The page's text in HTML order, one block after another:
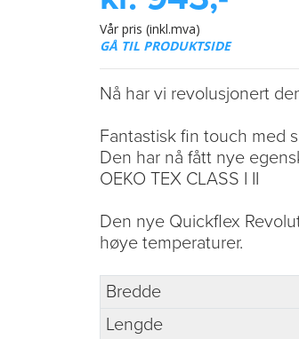
Vår pris (inkl.mva)
GÅ TIL PRODUKTSIDE
Nå har vi revolusjonert
Fantastisk fin touch med
Den har nå fått nye
OEKO TEX CLASS I II
Den nye Quickflex
høye temperaturer.
Bredde
Lengde